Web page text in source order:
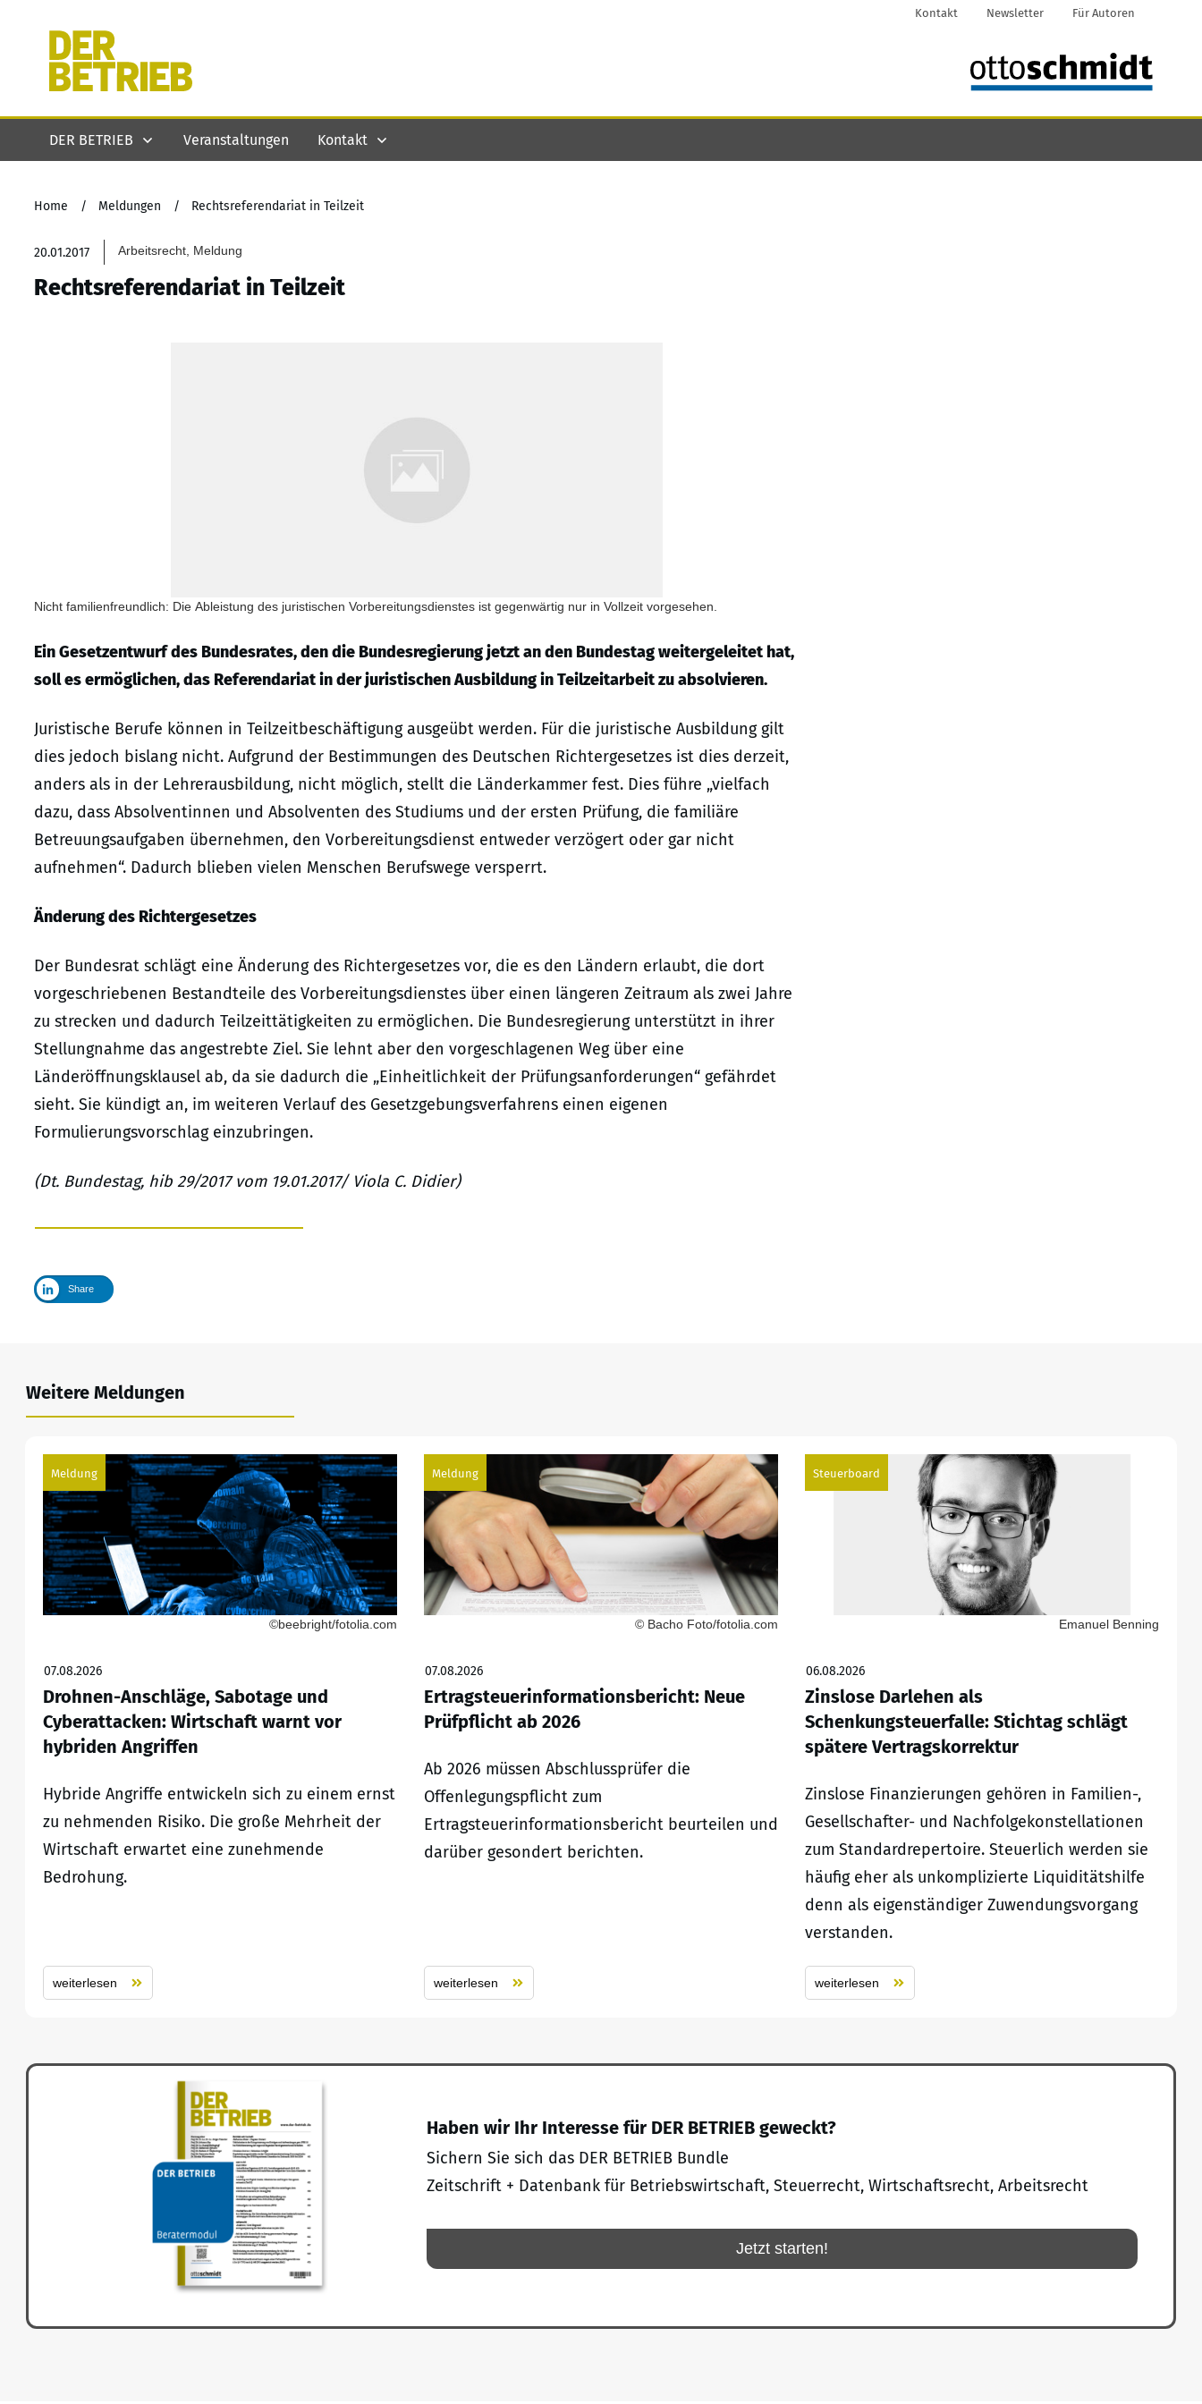
Kontakt Newsletter Für Autoren
DER BETRIEB Veranstaltungen Kontakt
Home / Meldungen / Rechtsreferendariat in Teilzeit
20.01.2017 Arbeitsrecht, Meldung
Rechtsreferendariat in Teilzeit
Nicht familienfreundlich: Die Ableistung des juristischen Vorbereitungsdienstes ist gegenwärtig nur in Vollzeit vorgesehen.
Ein Gesetzentwurf des Bundesrates, den die Bundesregierung jetzt an den Bundestag weitergeleitet hat,
soll es ermöglichen, das Referendariat in der juristischen Ausbildung in Teilzeitarbeit zu absolvieren.
Juristische Berufe können in Teilzeitbeschäftigung ausgeübt werden. Für die juristische Ausbildung gilt
dies jedoch bislang nicht. Aufgrund der Bestimmungen des Deutschen Richtergesetzes ist dies derzeit,
anders als in der Lehrerausbildung, nicht möglich, stellt die Länderkammer fest. Dies führe „vielfach
dazu, dass Absolventinnen und Absolventen des Studiums und der ersten Prüfung, die familiäre
Betreuungsaufgaben übernehmen, den Vorbereitungsdienst entweder verzögert oder gar nicht
aufnehmen“. Dadurch blieben vielen Menschen Berufswege versperrt.
Änderung des Richtergesetzes
Der Bundesrat schlägt eine Änderung des Richtergesetzes vor, die es den Ländern erlaubt, die dort
vorgeschriebenen Bestandteile des Vorbereitungsdienstes über einen längeren Zeitraum als zwei Jahre
zu strecken und dadurch Teilzeittätigkeiten zu ermöglichen. Die Bundesregierung unterstützt in ihrer
Stellungnahme das angestrebte Ziel. Sie lehnt aber den vorgeschlagenen Weg über eine
Länderöffnungsklausel ab, da sie dadurch die „Einheitlichkeit der Prüfungsanforderungen“ gefährdet
sieht. Sie kündigt an, im weiteren Verlauf des Gesetzgebungsverfahrens einen eigenen
Formulierungsvorschlag einzubringen.
(Dt. Bundestag, hib 29/2017 vom 19.01.2017/ Viola C. Didier)
Share
Weitere Meldungen
Meldung
©beebright/fotolia.com
07.08.2026
Drohnen-Anschläge, Sabotage und
Cyberattacken: Wirtschaft warnt vor
hybriden Angriffen
Hybride Angriffe entwickeln sich zu einem ernst
zu nehmenden Risiko. Die große Mehrheit der
Wirtschaft erwartet eine zunehmende
Bedrohung.
weiterlesen
Meldung
© Bacho Foto/fotolia.com
07.08.2026
Ertragsteuerinformationsbericht: Neue
Prüfpflicht ab 2026
Ab 2026 müssen Abschlussprüfer die
Offenlegungspflicht zum
Ertragsteuerinformationsbericht beurteilen und
darüber gesondert berichten.
weiterlesen
Steuerboard
Emanuel Benning
06.08.2026
Zinslose Darlehen als
Schenkungsteuerfalle: Stichtag schlägt
spätere Vertragskorrektur
Zinslose Finanzierungen gehören in Familien-,
Gesellschafter- und Nachfolgekonstellationen
zum Standardrepertoire. Steuerlich werden sie
häufig eher als unkomplizierte Liquiditätshilfe
denn als eigenständiger Zuwendungsvorgang
verstanden.
weiterlesen
Haben wir Ihr Interesse für DER BETRIEB geweckt?
Sichern Sie sich das DER BETRIEB Bundle
Zeitschrift + Datenbank für Betriebswirtschaft, Steuerrecht, Wirtschaftsrecht, Arbeitsrecht
Jetzt starten!